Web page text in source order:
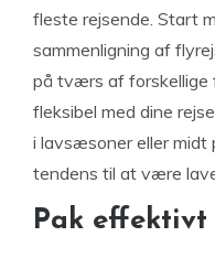
fleste rejsende. Start
sammenligning af
på tværs af forskellige
fleksibel med dine
i lavsæsoner eller midt
tendens til at være
Pak effektivt